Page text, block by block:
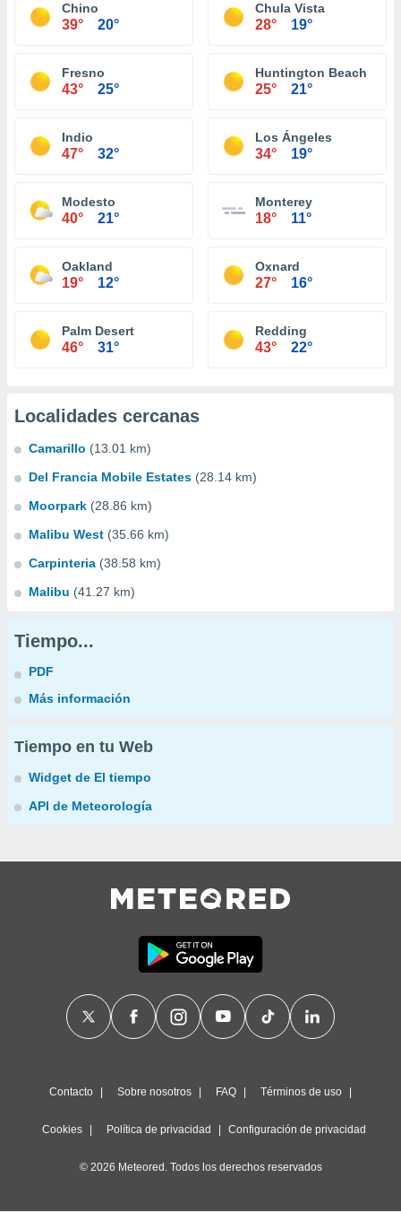
Chino
39° 20°
Chula Vista
28° 19°
Fresno
43° 25°
Huntington Beach
25° 21°
Indio
47° 32°
Los Ángeles
34° 19°
Modesto
40° 21°
Monterey
18° 11°
Oakland
19° 12°
Oxnard
27° 16°
Palm Desert
46° 31°
Redding
43° 22°
Localidades cercanas
Camarillo (13.01 km)
Del Francia Mobile Estates (28.14 km)
Moorpark (28.86 km)
Malibu West (35.66 km)
Carpinteria (38.58 km)
Malibu (41.27 km)
Tiempo...
PDF
Más información
Tiempo en tu Web
Widget de El tiempo
API de Meteorología
Contacto Sobre nosotros FAQ Términos de uso
Cookies Política de privacidad Configuración de privacidad
© 2026 Meteored. Todos los derechos reservados